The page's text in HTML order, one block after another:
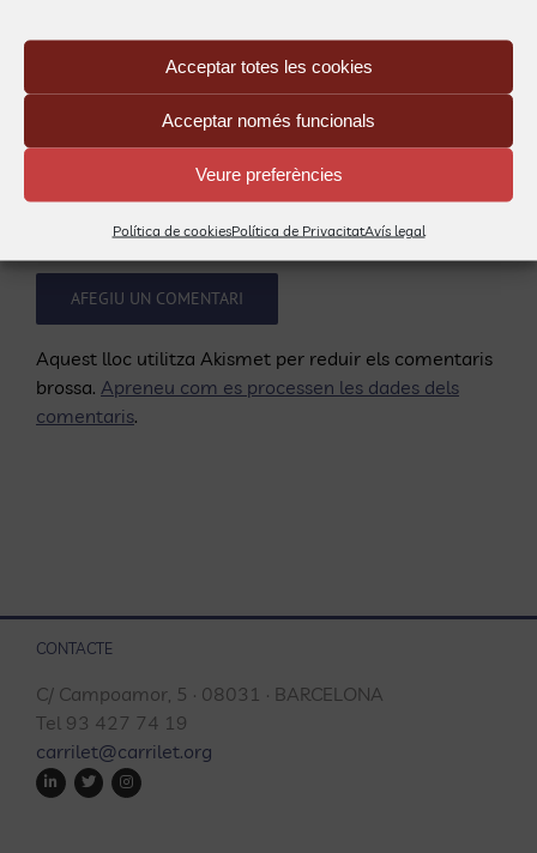
Acceptar totes les cookies
Acceptar només funcionals
Veure preferències
Política de cookiesPolítica de PrivacitatAvís legal
Save my name, email, and website in this browser
for the next time I comment.
Aquest lloc utilitza Akismet per reduir els comentaris
brossa. Apreneu com es processen les dades dels
comentaris.
CONTACTE
C/ Campoamor, 5 · 08031 · BARCELONA
Tel 93 427 74 19
carrilet@carrilet.org